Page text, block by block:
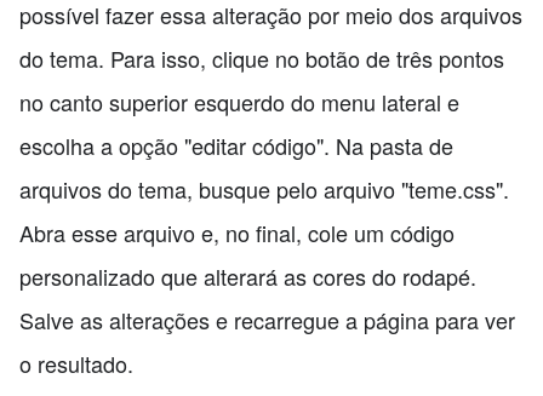
possível fazer essa alteração por meio dos arquivos
do tema. Para isso, clique no botão de três pontos
no canto superior esquerdo do menu lateral e
escolha a opção "editar código". Na pasta de
arquivos do tema, busque pelo arquivo "teme.css".
Abra esse arquivo e, no final, cole um código
personalizado que alterará as cores do rodapé.
Salve as alterações e recarregue a página para ver
o resultado.